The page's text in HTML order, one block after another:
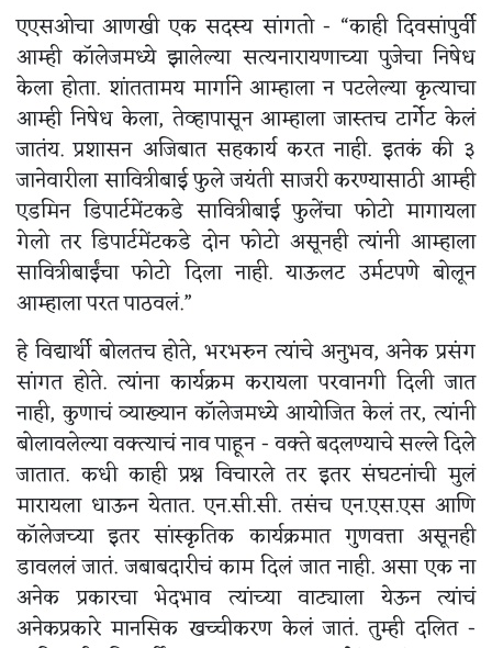
एएसओचा आणखी एक सदस्य सांगतो - “काही दिवसांपुर्वी
आम्ही कॉलेजमध्ये झालेल्या सत्यनारायणाच्या पुजेचा निषेध
केला होता. शांततामय मार्गाने आम्हाला न पटलेल्या कृत्याचा
आम्ही निषेध केला, तेव्हापासून आम्हाला जास्तच टार्गेट केलं
जातंय. प्रशासन अजिबात सहकार्य करत नाही. इतकं की ३
जानेवारीला सावित्रीबाई फुले जयंती साजरी करण्यासाठी आम्ही
एडमिन डिपार्टमेंटकडे सावित्रीबाई फुलेंचा फोटो मागायला
गेलो तर डिपार्टमेंटकडे दोन फोटो असूनही त्यांनी आम्हाला
सावित्रीबाईंचा फोटो दिला नाही. याऊलट उर्मटपणे बोलून
आम्हाला परत पाठवलं.”
हे विद्यार्थी बोलतच होते, भरभरुन त्यांचे अनुभव, अनेक प्रसंग
सांगत होते. त्यांना कार्यक्रम करायला परवानगी दिली जात
नाही, कुणाचं व्याख्यान कॉलेजमध्ये आयोजित केलं तर, त्यांनी
बोलावलेल्या वक्त्याचं नाव पाहून - वक्ते बदलण्याचे सल्ले दिले
जातात. कधी काही प्रश्न विचारले तर इतर संघटनांची मुलं
मारायला धाऊन येतात. एन.सी.सी. तसंच एन.एस.एस आणि
कॉलेजच्या इतर सांस्कृतिक कार्यक्रमात गुणवत्ता असूनही
डावललं जातं. जबाबदारीचं काम दिलं जात नाही. असा एक ना
अनेक प्रकारचा भेदभाव त्यांच्या वाट्याला येऊन त्यांचं
अनेकप्रकारे मानसिक खच्चीकरण केलं जातं. तुम्ही दलित -